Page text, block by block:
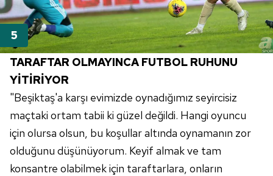
TARAFTAR OLMAYINCA FUTBOL RUHUNU
YİTİRİYOR
"Beşiktaş'a karşı evimizde oynadığımız seyircisiz
maçtaki ortam tabii ki güzel değildi. Hangi oyuncu
için olursa olsun, bu koşullar altında oynamanın zor
olduğunu düşünüyorum. Keyif almak ve tam
konsantre olabilmek için taraftarlara, onların